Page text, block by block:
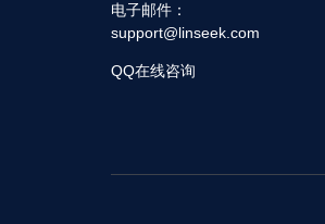
电子邮件：
support@linseek.com
QQ在线咨询